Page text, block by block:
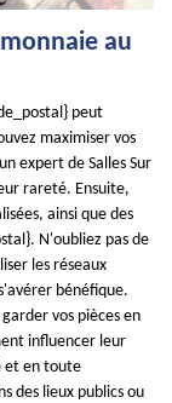
au
peut
maximiser vos
expert de Salles Sur
rareté. Ensuite,
ainsi que des
N'oubliez pas de
les réseaux
bénéfique.
vos pièces en
influencer leur
et en toute
des lieux publics ou